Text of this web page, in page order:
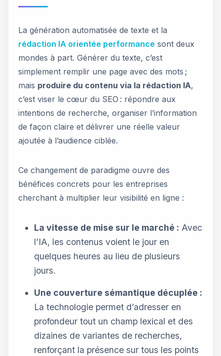
La génération automatisée de texte et la
rédaction IA orientée performance sont deux
mondes à part. Générer du texte, c’est
simplement remplir une page avec des mots ;
mais produire du contenu via la rédaction IA,
c’est viser le cœur du SEO : répondre aux
intentions de recherche, organiser l’information
de façon claire et délivrer une réelle valeur
ajoutée à l’audience ciblée.
Ce changement de paradigme ouvre des
bénéfices concrets pour les entreprises
cherchant à multiplier leur visibilité en ligne :
La vitesse de mise sur le marché : Avec
l’IA, les contenus voient le jour en
quelques heures au lieu de plusieurs
jours.
Une couverture sémantique décuplée :
La technologie permet d’adresser en
profondeur tout un champ lexical et des
dizaines de variantes de recherches,
renforçant la présence sur tous les points